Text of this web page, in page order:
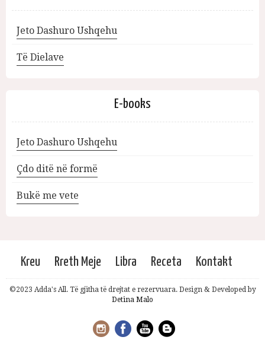
Jeto Dashuro Ushqehu
Të Dielave
E-books
Jeto Dashuro Ushqehu
Çdo ditë në formë
Bukë me vete
Kreu Rreth Meje Libra Receta Kontakt
©2023 Adda's All. Të gjitha të drejtat e rezervuara. Design & Developed by
Detina Malo